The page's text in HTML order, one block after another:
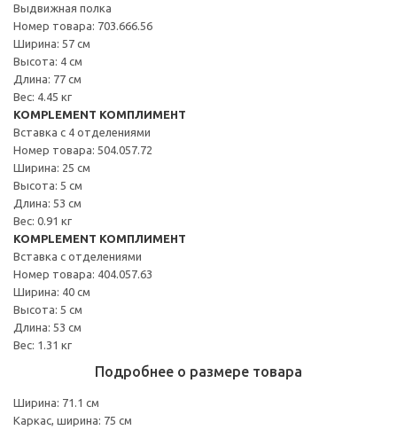
Выдвижная полка
Номер товара: 703.666.56
Ширина: 57 см
Высота: 4 см
Длина: 77 см
Вес: 4.45 кг
KOMPLEMENT КОМПЛИМЕНТ
Вставка с 4 отделениями
Номер товара: 504.057.72
Ширина: 25 см
Высота: 5 см
Длина: 53 см
Вес: 0.91 кг
KOMPLEMENT КОМПЛИМЕНТ
Вставка с отделениями
Номер товара: 404.057.63
Ширина: 40 см
Высота: 5 см
Длина: 53 см
Вес: 1.31 кг
Подробнее о размере товара
Ширина: 71.1 см
Каркас, ширина: 75 см